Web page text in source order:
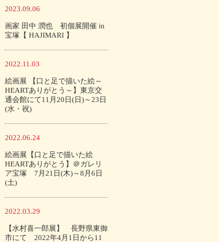
2023.09.06
画家 田中 潤也 初個展開催 in
宝塚【 HAJIMARI 】
2022.11.03
絵画展 【口と足で描いた絵～
HEARTありがとう～】東京交
通会館にて11月20日(日)～23日
(水・祝)
2022.06.24
絵画展【口と足で描いた絵
HEARTありがとう】＠ガレリ
ア宝塚 7月21日(木)～8月6日
(土)
2022.03.29
【水村喜一郎展】 長野県東御
市にて 2022年4月1日から11